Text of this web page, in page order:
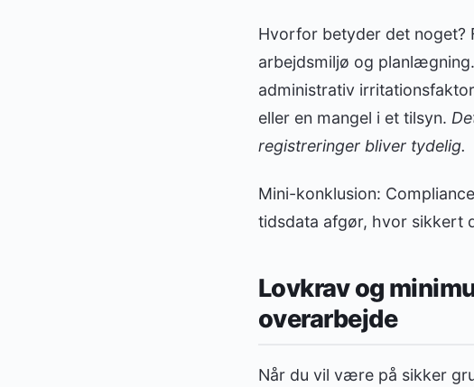
Hvorfor betyder det noget?
arbejdsmiljø og
administrativ
eller en mangel i et tilsyn.
registreringer bliver tydelig.
Mini-konklusion:
tidsdata afgør, hvor sikkert
Lovkrav og
overarbejde
Når du vil være på sikker